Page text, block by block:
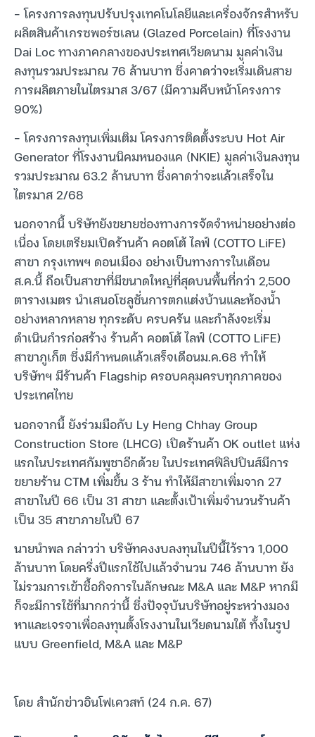
– โครงการลงทุนปรับปรุงเทคโนโลยีและเครื่องจักรสำหรับ
ผลิตสินค้าเกรซพอร์ซเลน (Glazed Porcelain) ที่โรงงาน
Dai Loc ทางภาคกลางของประเทศเวียดนาม มูลค่าเงิน
ลงทุนรวมประมาณ 76 ล้านบาท ซึ่งคาดว่าจะเริ่มเดินสาย
การผลิตภายในไตรมาส 3/67 (มีความคืบหน้าโครงการ
90%)
– โครงการลงทุนเพิ่มเติม โครงการติดตั้งระบบ Hot Air
Generator ที่โรงงานนิคมหนองแค (NKIE) มูลค่าเงินลงทุน
รวมประมาณ 63.2 ล้านบาท ซึ่งคาดว่าจะแล้วเสร็จใน
ไตรมาส 2/68
นอกจากนี้ บริษัทยังขยายช่องทางการจัดจำหน่ายอย่างต่อ
เนื่อง โดยเตรียมเปิดร้านค้า คอตโต้ ไลฟ์ (COTTO LiFE)
สาขา กรุงเทพฯ ดอนเมือง อย่างเป็นทางการในเดือน
ส.ค.นี้ ถือเป็นสาขาที่มีขนาดใหญ่ที่สุดบนพื้นที่กว่า 2,500
ตารางเมตร นำเสนอโซลูชั่นการตกแต่งบ้านและห้องน้ำ
อย่างหลากหลาย ทุกระดับ ครบครัน และกำลังจะเริ่ม
ดำเนินกำรก่อสร้าง ร้านค้า คอตโต้ ไลฟ์ (COTTO LiFE)
สาขาภูเก็ต ซึ่งมีกำหนดแล้วเสร็จเดือนม.ค.68 ทำให้
บริษัทฯ มีร้านค้า Flagship ครอบคลุมครบทุกภาคของ
ประเทศไทย
นอกจากนี้ ยังร่วมมือกับ Ly Heng Chhay Group
Construction Store (LHCG) เปิดร้านค้า OK outlet แห่ง
แรกในประเทศกัมพูชาอีกด้วย ในประเทศฟิลิปปินส์มีการ
ขยายร้าน CTM เพิ่มขึ้น 3 ร้าน ทำให้มีสาขาเพิ่มจาก 27
สาขาในปี 66 เป็น 31 สาขา และตั้งเป้าเพิ่มจำนวนร้านค้า
เป็น 35 สาขาภายในปี 67
นายนำพล กล่าวว่า บริษัทคงงบลงทุนในปีนี้ไว้ราว 1,000
ล้านบาท โดยครึ่งปีแรกใช้ไปแล้วจำนวน 746 ล้านบาท ยัง
ไม่รวมการเข้าซื้อกิจการในลักษณะ M&A และ M&P หากมี
ก็จะมีการใช้ที่มากกว่านี้ ซึ่งปัจจุบันบริษัทอยู่ระหว่างมอง
หาและเจรจาเพื่อลงทุนตั้งโรงงานในเวียดนามใต้ ทั้งในรูป
แบบ Greenfield, M&A และ M&P
โดย สำนักข่าวอินโฟเควสท์ (24 ก.ค. 67)